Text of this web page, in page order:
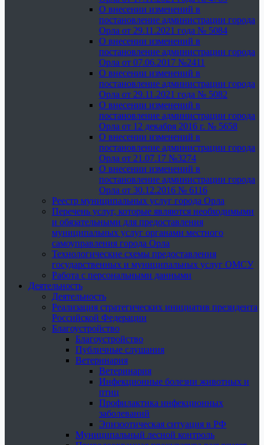
О внесении изменений в
постановление администрации города
Орла от 29.11.2021 года № 5084
О внесении изменений в
постановление администрации города
Орла от 07.06.2017 №2411
О внесении изменений в
постановление администрации города
Орла от 29.11.2021 года № 5082
О внесении изменений в
постановление администрации города
Орла от 12 декабря 2016 г. № 5658
О внесении изменений в
постановление администрации города
Орла от 21.07.17 №3274
О внесении изменений в
постановление администрации города
Орла от 30.12.2016 № 6116
Реестр муниципальных услуг города Орла
Перечень услуг, которые являются необходимыми
и обязательными для предоставления
муниципальных услуг органами местного
самоуправления города Орла
Технологические схемы предоставления
государственных и муниципальных услуг ОМСУ
Работа с персональными данными
Деятельность
Деятельность
Реализация стратегических инициатив президента
Российской Федерации
Благоустройство
Благоустройство
Публичные слушания
Ветеринария
Ветеринария
Инфекционные болезни животных и
птиц
Профилактика инфекционных
заболеваний
Эпизоотическая ситуация в РФ
Муниципальный лесной контроль